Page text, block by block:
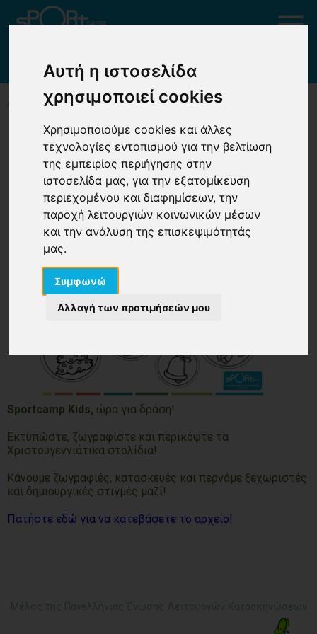
Αυτή η ιστοσελίδα
χρησιμοποιεί cookies
Χρησιμοποιούμε cookies και άλλες
τεχνολογίες εντοπισμού για την βελτίωση
της εμπειρίας περιήγησης στην
ιστοσελίδα μας, για την εξατομίκευση
περιεχομένου και διαφημίσεων, την
παροχή λειτουργιών κοινωνικών μέσων
και την ανάλυση της επισκεψιμότητάς
μας.
Συμφωνώ
Αλλαγή των προτιμήσεών μου
ΧΡΙΣΤΟΥΓΕΝΝΙΑΤΙΚΕΣ ΚΑΤΑΣΚΕΥΕΣ!
ΑΡΧΙΚΗ ΧΡΙΣΤΟΥΓΕΝΝΙΑΤΙΚΕΣ ΚΑΤΑΣΚΕΥΕΣ!
Χριστουγεννιάτικες
κατασκευές!
Sportcamp Kids, ώρα για δράση!
Εκτυπώστε, ζωγραφίστε και περικόψτε τα
Χριστουγεννιάτικα στολίδια!
Κάνουμε ζωγραφιές, κατασκευές και περνάμε ξεχωριστές
και δημιουργικές στιγμές μαζί!
Πατήστε εδώ για να κατεβάσετε το αρχείο!